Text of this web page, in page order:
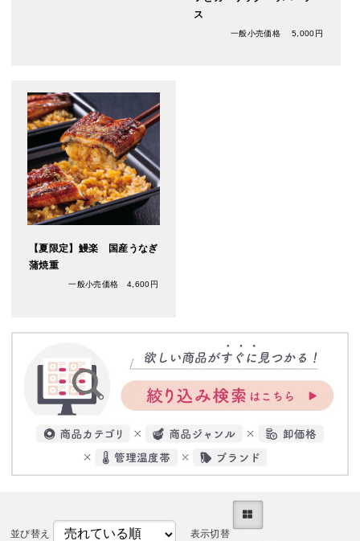
ス
一般小売価格 5,000円
【夏限定】鰻楽 国産うなぎ
蒲焼重
一般小売価格 4,600円
並び替え 表示切替